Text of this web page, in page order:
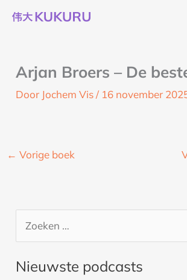
naar
Arjan Broers – De
Door Jochem Vis/ 16 november
← Vorige boek
e
Nieuwste podcasts